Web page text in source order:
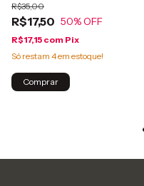
R$17,50
R$35,00
50% OFF
R$17,15 com Pix
Só restam 4em estoque!
Comprar